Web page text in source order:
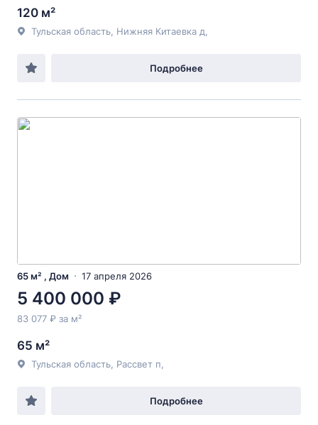
120 м²
Тульская область, Нижняя Китаевка д,
Подробнее
65 м² , Дом 17 апреля 2026
5 400 000 ₽
83 077 ₽ за м²
65 м²
Тульская область, Рассвет п,
Подробнее